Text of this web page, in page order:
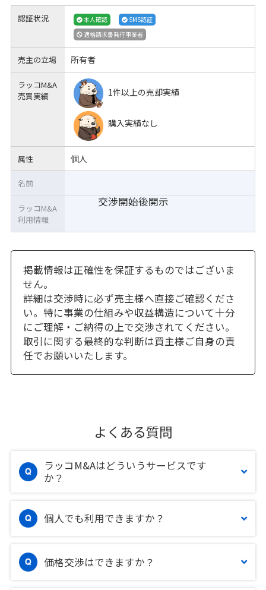
認証状況 本人確認
SMS認証
適格請求書発行事業者
売主の立場 所有者
ラッコM&A
売買実績
1件以上の売却実績
購入実績なし
属性 個人
交渉開始後開示
名前
ラッコM&A
利用情報
掲載情報は正確性を保証するものではございま
せん。
詳細は交渉時に必ず売主様へ直接ご確認くださ
い。特に事業の仕組みや収益構造について十分
にご理解・ご納得の上で交渉されてください。
取引に関する最終的な判断は買主様ご自身の責
任でお願いいたします。
よくある質問
ラッコM&Aはどういうサービスです
か？
個人でも利用できますか？
価格交渉はできますか？